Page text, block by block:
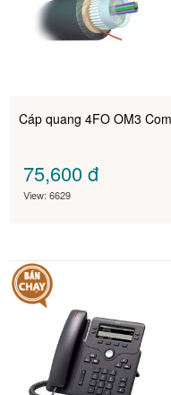
Cáp quang 4FO OM3
75,600đ
View: 6629